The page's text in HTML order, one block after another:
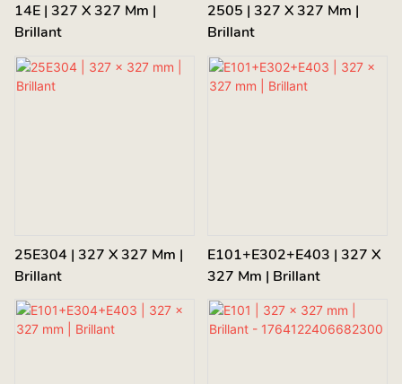
14E | 327 X 327 Mm |
Brillant
2505 | 327 X 327 Mm |
Brillant
25E304 | 327 X 327 Mm |
Brillant
E101+E302+E403 | 327 X
327 Mm | Brillant